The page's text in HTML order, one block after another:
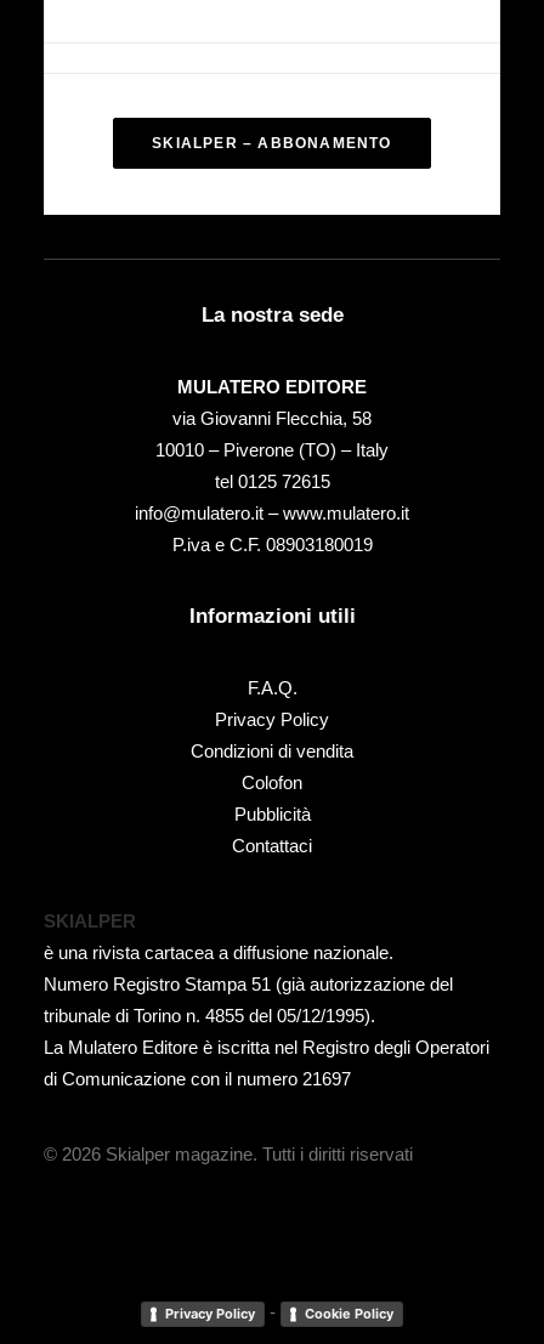
SKIALPER – ABBONAMENTO
La nostra sede
MULATERO EDITORE
via Giovanni Flecchia, 58
10010 – Piverone (TO) – Italy
tel ‭0125 72615‬
info@mulatero.it –www.mulatero.it
P.iva e C.F. 08903180019
Informazioni utili
F.A.Q.
Privacy Policy
Condizioni di vendita
Colofon
Pubblicità
Contattaci
SKIALPER
è una rivista cartacea a diffusione nazionale.
Numero Registro Stampa 51 (già autorizzazione del
tribunale di Torino n. 4855 del 05/12/1995).
La Mulatero Editore è iscritta nel Registro degli Operatori
di Comunicazione con il numero 21697
© 2026 Skialper magazine. Tutti i diritti riservati
Privacy Policy - Cookie Policy